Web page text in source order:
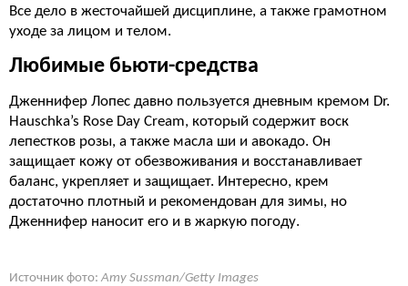
Все дело в жесточайшей дисциплине, а также грамотном
уходе за лицом и телом.
Любимые бьюти-средства
Дженнифер Лопес давно пользуется дневным кремом Dr.
Hauschka’s Rose Day Cream, который содержит воск
лепестков розы, а также масла ши и авокадо. Он
защищает кожу от обезвоживания и восстанавливает
баланс, укрепляет и защищает. Интересно, крем
достаточно плотный и рекомендован для зимы, но
Дженнифер наносит его и в жаркую погоду.
Источник фото: Amy Sussman/Getty Images